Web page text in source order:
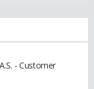
- Customer